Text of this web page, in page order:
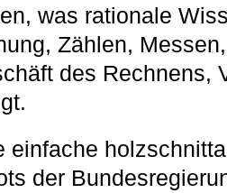
was rationale
Zählen,
des Rechnens,
einfache
der